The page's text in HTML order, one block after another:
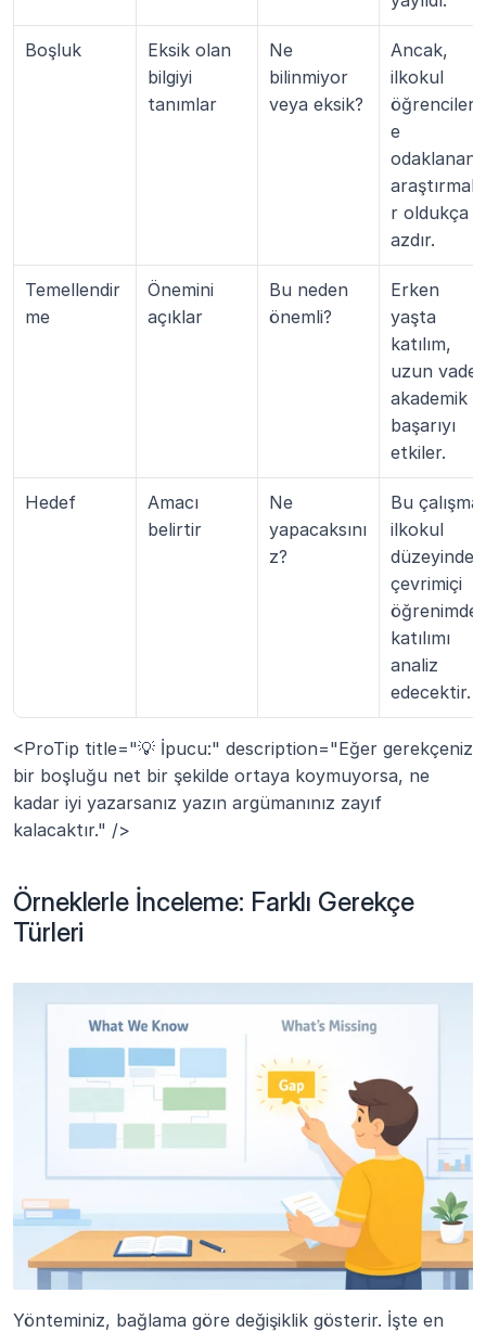
Boşluk
Eksik olan
bilgiyi
tanımlar
Ne
bilinmiyor
veya eksik?
Ancak,
ilkokul
e
odaklanan
araştırmala
r oldukça
azdır.
Temellendir
me
Önemini
açıklar
Bu neden
önemli?
Erken
yaşta
katılım,
uzun vadeli
akademik
başarıyı
etkiler.
Hedef
Amacı
belirtir
Ne
yapacaksını
z?
Bu çalışma,
ilkokul
düzeyindeki
çevrimiçi
öğrenimde
katılımı
analiz
edecektir.
<ProTip title="💡 İpucu:" description="Eğer gerekçeniz
bir boşluğu net bir şekilde ortaya koymuyorsa, ne
kadar iyi yazarsanız yazın argümanınız zayıf
kalacaktır." />
Örneklerle İnceleme: Farklı Gerekçe
Türleri
Yönteminiz, bağlama göre değişiklik gösterir. İşte en